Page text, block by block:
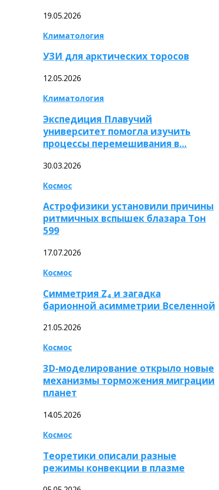
19.05.2026
Климатология
УЗИ для арктических торосов
12.05.2026
Климатология
Экспедиция Плавучий
университет помогла изучить
процессы перемешивания в…
30.03.2026
Космос
Астрофизики установили причины
ритмичных вспышек блазара Тон
599
17.07.2026
Космос
Симметрия Z₄ и загадка
барионной асимметрии Вселенной
21.05.2026
Космос
3D-моделирование открыло новые
механизмы торможения миграции
планет
14.05.2026
Космос
Теоретики описали разные
режимы конвекции в плазме